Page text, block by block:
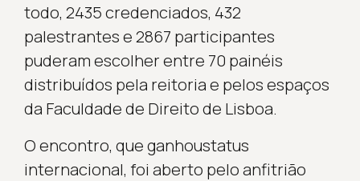
todo, 2435 credenciados, 432
palestrantes e 2867 participantes
puderam escolher entre 70 painéis
distribuídos pela reitoria e pelos espaços
da Faculdade de Direito de Lisboa.
O encontro, que ganhoustatus
internacional, foi aberto pelo anfitrião